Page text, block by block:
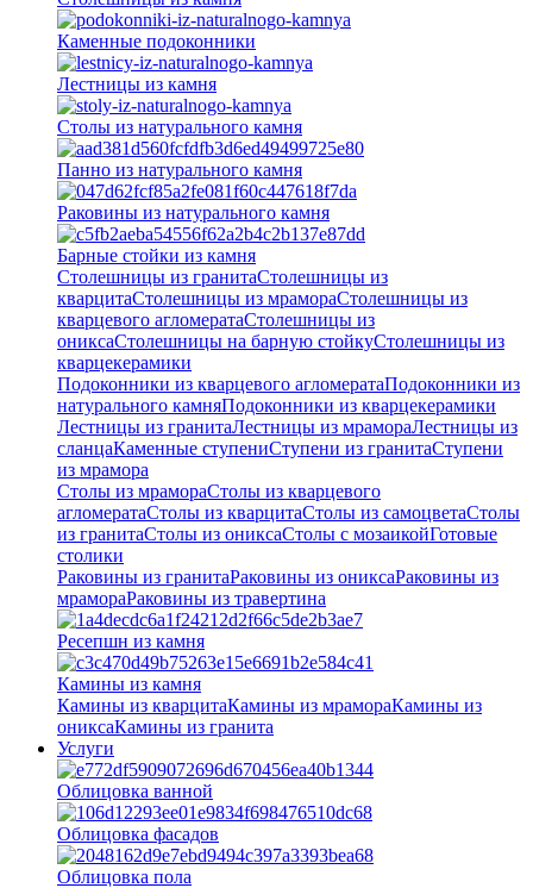
Каменные подоконники
Лестницы из камня
Столы из натурального камня
Панно из натурального камня
Раковины из натурального камня
Барные стойки из камня
Столешницы из гранитаСтолешницы из
кварцитаСтолешницы из мрамораСтолешницы из
кварцевого агломератаCтолешницы из
ониксаСтолешницы на барную стойкуСтолешницы из
кварцекерамики
Подоконники из кварцевого агломератаПодоконники из
натурального камняПодоконники из кварцекерамики
Лестницы из гранитаЛестницы из мрамораЛестницы из
сланцаКаменные ступениСтупени из гранитаСтупени
из мрамора
Столы из мрамораСтолы из кварцевого
агломератаСтолы из кварцитаСтолы из самоцветаСтолы
из гранитаСтолы из ониксаСтолы с мозаикойГотовые
столики
Раковины из гранитаРаковины из ониксаРаковины из
мрамораРаковины из травертина
Ресепшн из камня
Камины из камня
Камины из кварцитаКамины из мрамораКамины из
ониксаКамины из гранита
Услуги
Облицовка ванной
Облицовка фасадов
Облицовка пола